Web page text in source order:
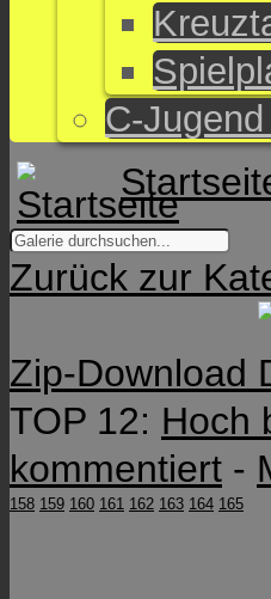
C-
Zurück zur
Zip-Download
TOP 12: Hoch
kommentiert -
158 159 160 161 162 163 164 165